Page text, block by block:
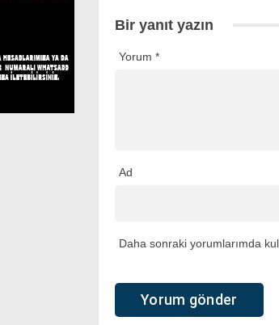
Bir yanıt yazın
Yorum *
Ad
Daha sonraki yorumlarımda